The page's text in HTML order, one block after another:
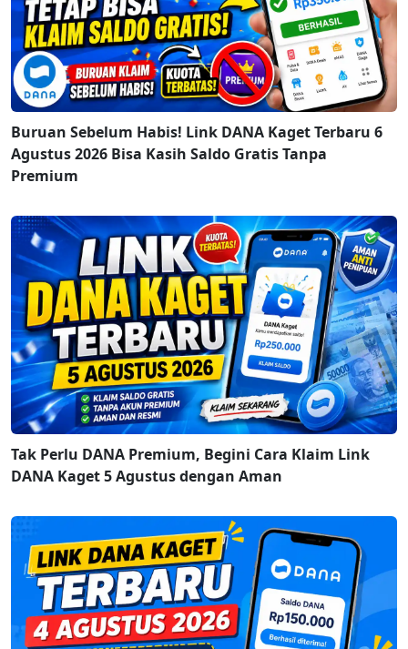
Buruan Sebelum Habis! Link DANA Kaget Terbaru 6
Agustus 2026 Bisa Kasih Saldo Gratis Tanpa
Premium
Tak Perlu DANA Premium, Begini Cara Klaim Link
DANA Kaget 5 Agustus dengan Aman